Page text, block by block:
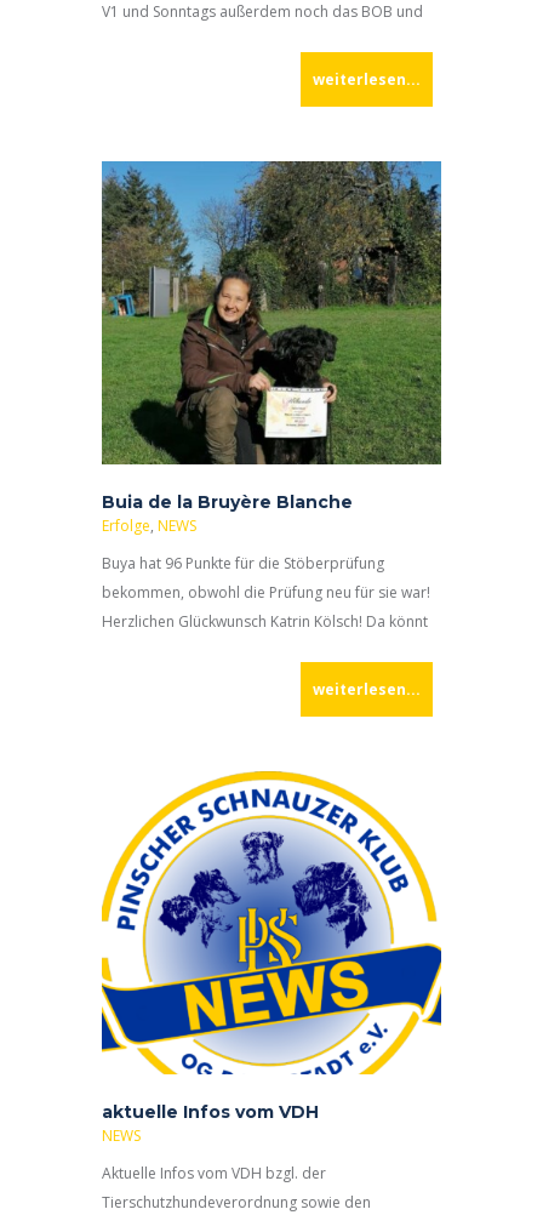
V1 und Sonntags außerdem noch das BOB und
weiterlesen...
Buia de la Bruyère Blanche
Erfolge, NEWS
Buya hat 96 Punkte für die Stöberprüfung
bekommen, obwohl die Prüfung neu für sie war!
Herzlichen Glückwunsch Katrin Kölsch! Da könnt
weiterlesen...
aktuelle Infos vom VDH
NEWS
Aktuelle Infos vom VDH bzgl. der
Tierschutzhundeverordnung sowie den